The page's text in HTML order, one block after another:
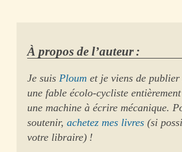
À propos de l’auteur :
Je suisPloum et je viens de
une fable écolo-cycliste
une machine à écrire mécanique.
soutenir,achetez mes livres (si
votre libraire) !